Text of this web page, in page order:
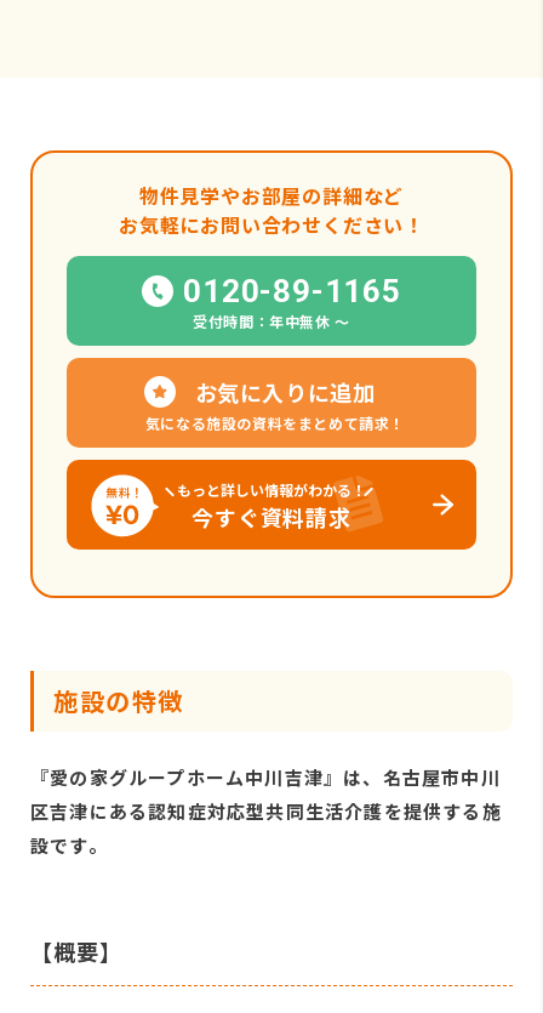
物件見学やお部屋の詳細など
お気軽にお問い合わせください！
0120-89-1165
受付時間：年中無休 〜
お気に入りに追加
気になる施設の資料をまとめて請求！
もっと詳しい情報がわかる！
今すぐ資料請求
施設の特徴
『愛の家グループホーム中川吉津』は、名古屋市中川
区吉津にある認知症対応型共同生活介護を提供する施
設です。
【概要】